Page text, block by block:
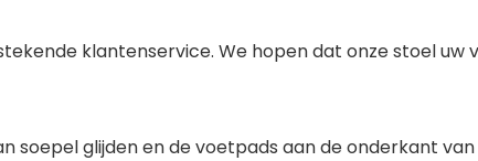
klantenservice. We hopen dat onze stoel
soepel glijden en de voetpads aan de onderkant